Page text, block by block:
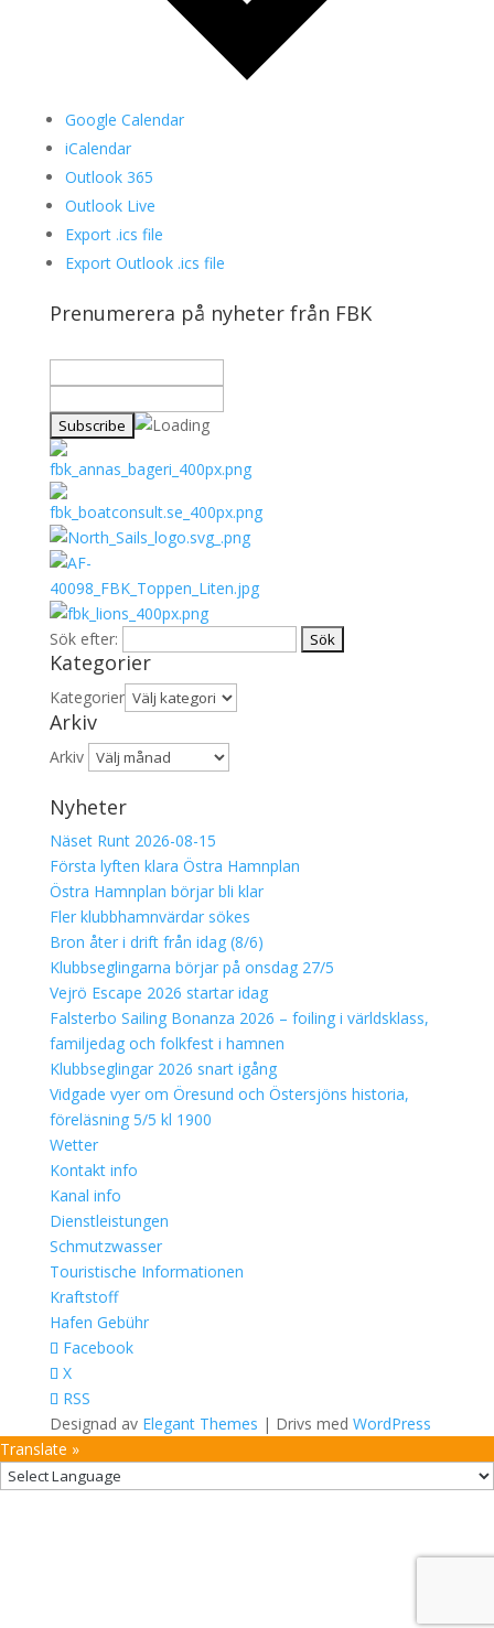
Google Calendar
iCalendar
Outlook 365
Outlook Live
Export .ics file
Export Outlook .ics file
Prenumerera på nyheter från FBK
Sök efter:
Kategorier
Kategorier
Arkiv
Arkiv
Nyheter
Näset Runt 2026-08-15
Första lyften klara Östra Hamnplan
Östra Hamnplan börjar bli klar
Fler klubbhamnvärdar sökes
Bron åter i drift från idag (8/6)
Klubbseglingarna börjar på onsdag 27/5
Vejrö Escape 2026 startar idag
Falsterbo Sailing Bonanza 2026 – foiling i världsklass,
familjedag och folkfest i hamnen
Klubbseglingar 2026 snart igång
Vidgade vyer om Öresund och Östersjöns historia,
föreläsning 5/5 kl 1900
Wetter
Kontakt info
Kanal info
Dienstleistungen
Schmutzwasser
Touristische Informationen
Kraftstoff
Hafen Gebühr
Facebook
X
RSS
Designad av Elegant Themes | Drivs med WordPress
Translate »